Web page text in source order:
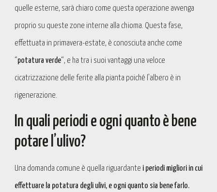
quelle esterne, sarà chiaro come questa operazione avvenga
proprio su queste zone interne alla chioma. Questa fase,
effettuata in primavera-estate, è conosciuta anche come
“potatura verde“, e ha tra i suoi vantaggi una veloce
cicatrizzazione delle ferite alla pianta poiché l’albero è in
rigenerazione.
In quali periodi e ogni quanto è bene
potare l’ulivo?
Una domanda comune è quella riguardante i periodi migliori in cui
effettuare la potatura degli ulivi, e ogni quanto sia bene farlo.